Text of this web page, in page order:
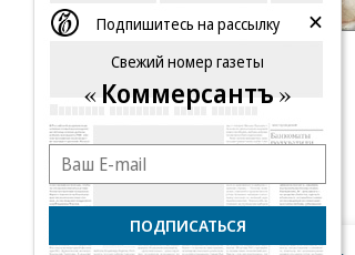
Подпишитесь на рассылку
Свежий номер газеты
Коммерсантъ
ПОДПИСАТЬСЯ